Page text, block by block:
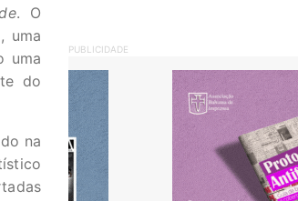
. O
uma
uma
do
na
PUBLICIDADE